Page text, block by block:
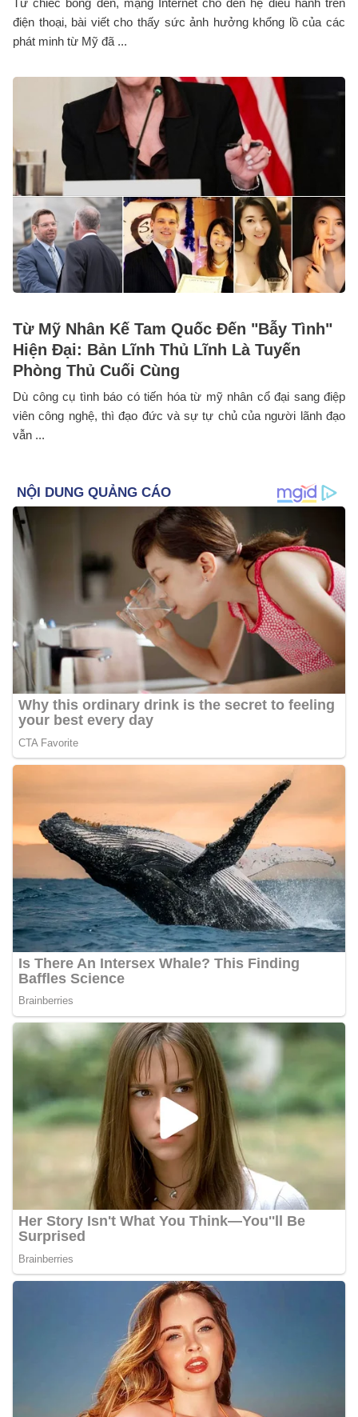
điện thoại, bài viết cho thấy sức ảnh hưởng khổng lồ của các
phát minh từ Mỹ đã ...
Từ Mỹ Nhân Kế Tam Quốc Đến "Bẫy Tình"
Hiện Đại: Bản Lĩnh Thủ Lĩnh Là Tuyến
Phòng Thủ Cuối Cùng
Dù công cụ tình báo có tiến hóa từ mỹ nhân cổ đại sang điệp
viên công nghệ, thì đạo đức và sự tự chủ của người lãnh đạo
vẫn ...